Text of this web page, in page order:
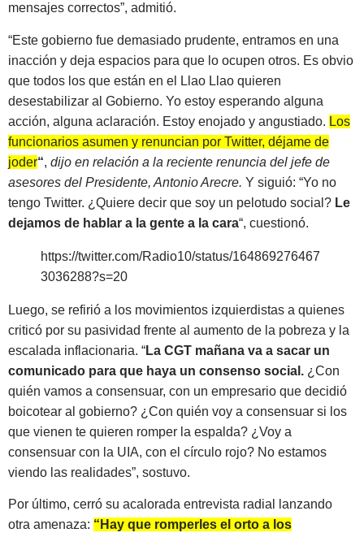
mensajes correctos”, admitió.
“Este gobierno fue demasiado prudente, entramos en una
inacción y deja espacios para que lo ocupen otros. Es obvio
que todos los que están en el Llao Llao quieren
desestabilizar al Gobierno. Yo estoy esperando alguna
acción, alguna aclaración. Estoy enojado y angustiado. Los
funcionarios asumen y renuncian por Twitter, déjame de
joder“, dijo en relación a la reciente renuncia del jefe de
asesores del Presidente, Antonio Arecre. Y siguió: “Yo no
tengo Twitter. ¿Quiere decir que soy un pelotudo social? Le
dejamos de hablar a la gente a la cara“, cuestionó.
https://twitter.com/Radio10/status/164869276467
3036288?s=20
Luego, se refirió a los movimientos izquierdistas a quienes
criticó por su pasividad frente al aumento de la pobreza y la
escalada inflacionaria. “La CGT mañana va a sacar un
comunicado para que haya un consenso social. ¿Con
quién vamos a consensuar, con un empresario que decidió
boicotear al gobierno? ¿Con quién voy a consensuar si los
que vienen te quieren romper la espalda? ¿Voy a
consensuar con la UIA, con el círculo rojo? No estamos
viendo las realidades”, sostuvo.
Por último, cerró su acalorada entrevista radial lanzando
otra amenaza: “Hay que romperles el orto a los